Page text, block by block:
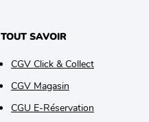
TOUT SAVOIR
CGV Click & Collect
CGV Magasin
CGU E-Réservation